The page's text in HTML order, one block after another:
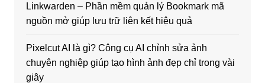
Linkwarden – Phần mềm quản lý Bookmark mã
nguồn mở giúp lưu trữ liên kết hiệu quả
Pixelcut AI là gì? Công cụ AI chỉnh sửa ảnh
chuyên nghiệp giúp tạo hình ảnh đẹp chỉ trong vài
giây